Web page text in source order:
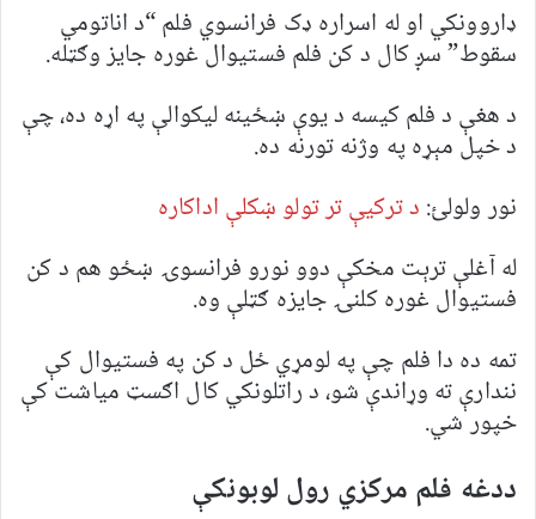
ډاروونکي او له اسراره ډک فرانسوي فلم “د اناتومي
سقوط” سږ کال د کن فلم فستیوال غوره جایز وګټله.
د هغې د فلم کیسه د یوې ښځینه لیکوالې په اړه ده، چې
د خپل مېړه په وژنه تورنه ده.
نور ولولئ: د ترکيې تر تولو ښکلې اداکاره
له آغلې ترېت مخکې دوو نورو فرانسوۍ ښځو هم د کن
فستیوال غوره کلنۍ جایزه ګټلې وه.
تمه ده دا فلم چې په لومړي ځل د کن په فستیوال کې
نندارې ته وړاندې شو، د راتلونکي کال اګسټ میاشت کې
خپور شي.
ددغه فلم مرکزي رول لوبونکې